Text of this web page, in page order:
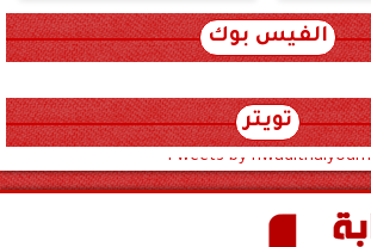
الفيس بوك
تويتر
Tweets by hwadithalyoum